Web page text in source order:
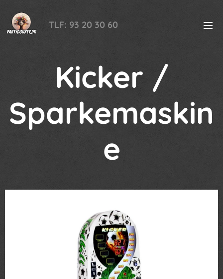
TLF: 93 20 30 60
Kicker /
Sparkemaskin
e